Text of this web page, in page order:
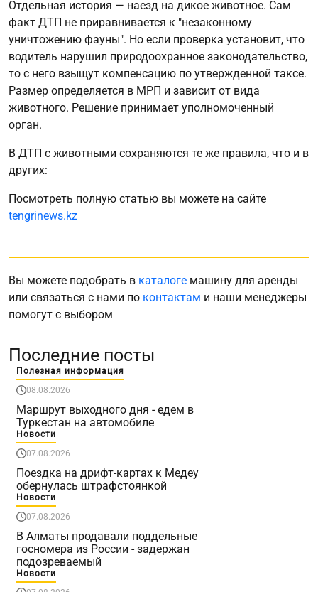
Отдельная история — наезд на дикое животное. Сам
факт ДТП не приравнивается к "незаконному
уничтожению фауны". Но если проверка установит, что
водитель нарушил природоохранное законодательство,
то с него взыщут компенсацию по утвержденной таксе.
Размер определяется в МРП и зависит от вида
животного. Решение принимает уполномоченный
орган.
В ДТП с животными сохраняются те же правила, что и в
других:
Посмотреть полную статью вы можете на сайте
tengrinews.kz
Вы можете подобрать в каталоге машину для аренды
или связаться с нами по контактам и наши менеджеры
помогут с выбором
Последние посты
Полезная информация
08.08.2026
Маршрут выходного дня - едем в
Туркестан на автомобиле
Новости
07.08.2026
Поездка на дрифт-картах к Медеу
обернулась штрафстоянкой
Новости
07.08.2026
В Алматы продавали поддельные
госномера из России - задержан
подозреваемый
Новости